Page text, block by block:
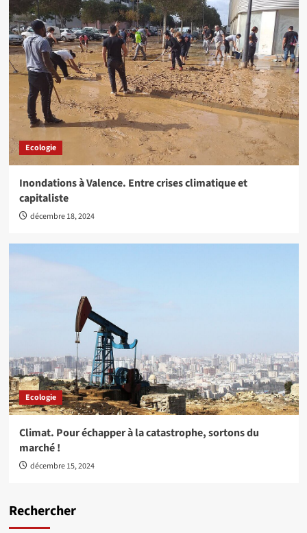
Ecologie
Inondations à Valence. Entre crises climatique et
capitaliste
décembre 18, 2024
Ecologie
Climat. Pour échapper à la catastrophe, sortons du
marché !
décembre 15, 2024
Rechercher